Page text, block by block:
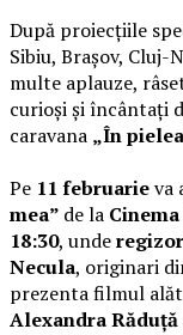
După proiecțiile
Sibiu, Brașov, Cluj-
multe aplauze,
curioși și încântați
caravana „În
Pe 11 februarieva
mea” de la
18:30, unde
Necula, originari
prezenta filmul
Alexandra